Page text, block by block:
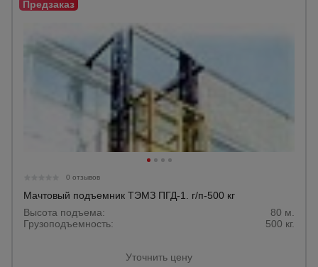
0 отзывов
Мачтовый подъемник ТЭМЗ ПГД-1. г/п-500 кг
Высота подъема:
80 м.
Грузоподъемность:
500 кг.
Уточнить цену